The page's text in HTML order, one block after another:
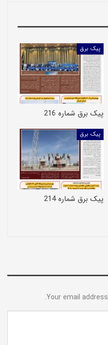
پیک برق
پیک برق شماره 216
پیک برق
پیک برق شماره 214
Your email